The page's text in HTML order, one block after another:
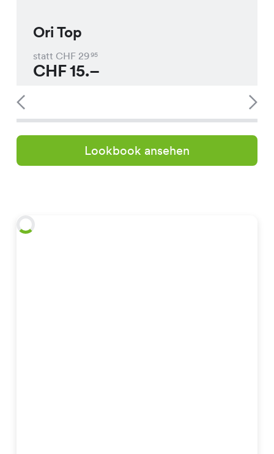
Ori Top
statt CHF 2995
CHF15.–
Lookbook ansehen